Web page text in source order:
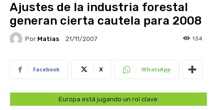
Ajustes de la industria forestal
generan cierta cautela para 2008
Por Matias 21/11/2007 134
Facebook X WhatsApp
Europa está jugando un rol clave: